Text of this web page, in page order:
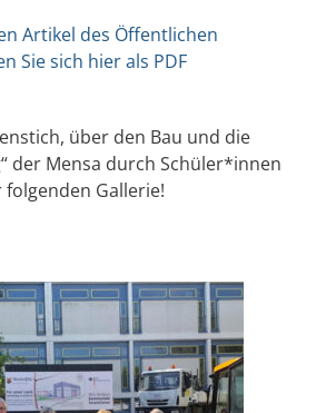
Artikel des Öffentlichen
Sie sich hier als PDF
über den Bau und die
der Mensa durch Schüler*innen
Gallerie!